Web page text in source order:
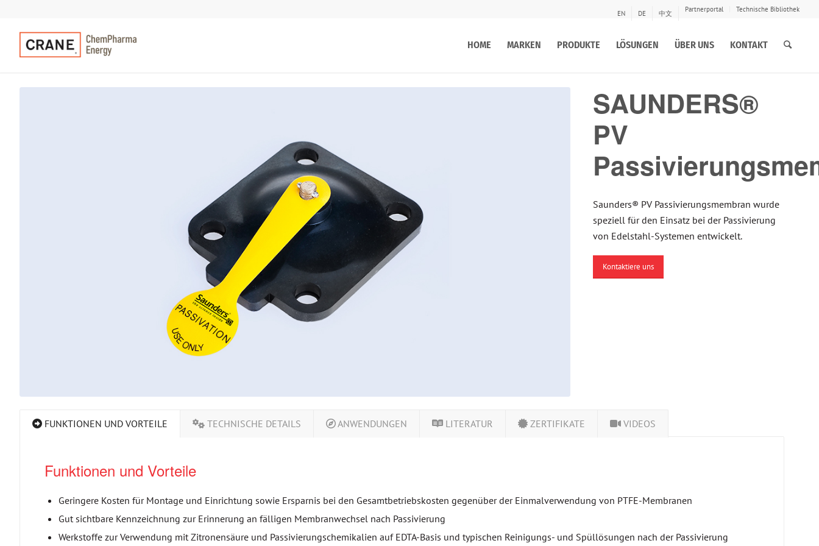
EN DE 中文 Partnerportal Technische Bibliothek
HOME MARKEN PRODUKTE LÖSUNGEN ÜBER UNS KONTAKT
SAUNDERS®
PV
Saunders® PV Passivierungsmembran wurde
speziell für den Einsatz bei der Passivierung
von Edelstahl-Systemen entwickelt.
Kontaktiere uns
FUNKTIONEN UND VORTEILE TECHNISCHE DETAILS ANWENDUNGEN LITERATUR ZERTIFIKATE VIDEOS
Funktionen und Vorteile
Geringere Kosten für Montage und Einrichtung sowie Ersparnis bei den Gesamtbetriebskosten gegenüber der Einmalverwendung von PTFE-Membranen
Gut sichtbare Kennzeichnung zur Erinnerung an fälligen Membranwechsel nach Passivierung
Werkstoffe zur Verwendung mit Zitronensäure und Passivierungschemikalien auf EDTA-Basis und typischen Reinigungs- und Spüllösungen nach der Passivierung